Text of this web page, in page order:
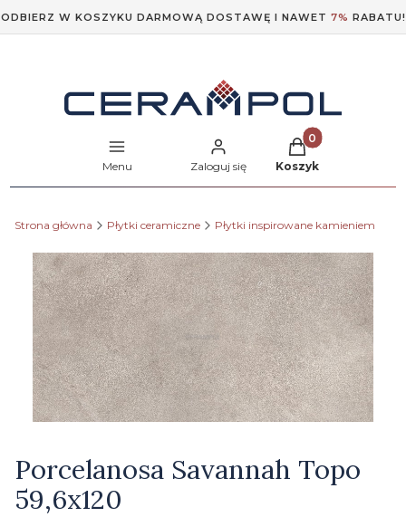
ODBIERZ W KOSZYKU DARMOWĄ DOSTAWĘ I NAWET 7% RABATU!
Menu Zaloguj się
Produkty w
Koszyk
Strona główna Płytki ceramiczne Płytki inspirowane kamieniem
Porcelanosa Savannah Topo
59,6x120